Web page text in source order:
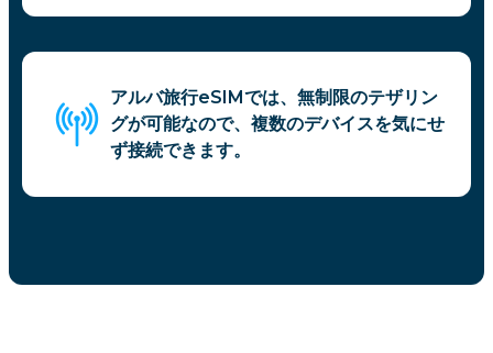
アルバ旅行eSIMでは、無制限のテザリン
グが可能なので、複数のデバイスを気にせ
ず接続できます。